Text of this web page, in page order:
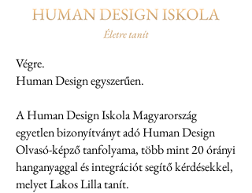
Végre.
Human Design egyszerűen.
A Human Design Iskola Magyarország
egyetlen bizonyítványt adó Human Design
Olvasó-képző tanfolyama, több mint 20 órányi
hanganyaggal és integrációt segítő kérdésekkel,
melyet Lakos Lilla tanít.